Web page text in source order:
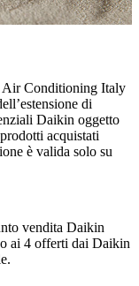
Air Conditioning Italy
di
Daikin oggetto
acquistati
è valida solo su
vendita Daikin
ai 4 offerti dai Daikin